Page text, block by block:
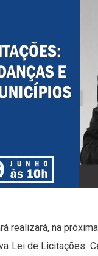
realizará, na
Lei de Licitações: